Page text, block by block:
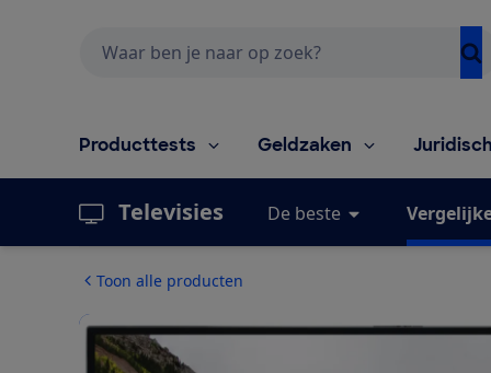
Producttests Geldzaken
Televisies De beste
Toon alle producten